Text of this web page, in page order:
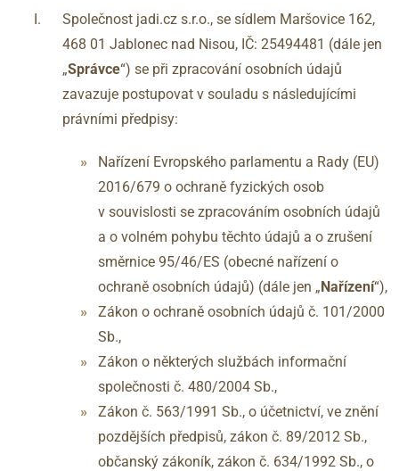
Společnost jadi.cz s.r.o., se sídlem Maršovice 162,
468 01 Jablonec nad Nisou, IČ: 25494481 (dále jen
„Správce“) se při zpracování osobních údajů
zavazuje postupovat v souladu s následujícími
právními předpisy:
Nařízení Evropského parlamentu a Rady (EU)
2016/679 o ochraně fyzických osob
v souvislosti se zpracováním osobních údajů
a o volném pohybu těchto údajů a o zrušení
směrnice 95/46/ES (obecné nařízení o
ochraně osobních údajů) (dále jen „Nařízení“),
Zákon o ochraně osobních údajů č. 101/2000
Sb.,
Zákon o některých službách informační
společnosti č. 480/2004 Sb.,
Zákon č. 563/1991 Sb., o účetnictví, ve znění
pozdějších předpisů, zákon č. 89/2012 Sb.,
občanský zákoník, zákon č. 634/1992 Sb., o